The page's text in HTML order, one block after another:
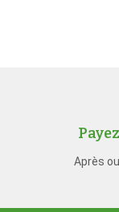
Après